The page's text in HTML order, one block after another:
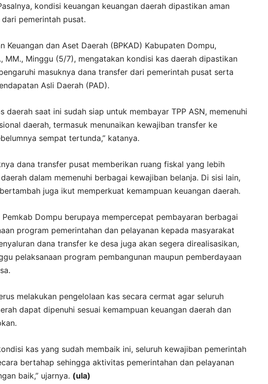
kondisi keuangan keuangan daerah dipastikan aman
pemerintah pusat.
Keuangan dan Aset Daerah (BPKAD) Kabupaten Dompu,
MM., Minggu (5/7), mengatakan kondisi kas daerah dipastikan
masuknya dana transfer dari pemerintah pusat serta
Asli Daerah (PAD).
daerah saat ini sudah siap untuk membayar TPP ASN, memenuhi
daerah, termasuk menunaikan kewajiban transfer ke
sempat tertunda,” katanya.
dana transfer pusat memberikan ruang fiskal yang lebih
dalam memenuhi berbagai kewajiban belanja. Di sisi lain,
juga ikut memperkuat kemampuan keuangan daerah.
Dompu berupaya mempercepat pembayaran berbagai
program pemerintahan dan pelayanan kepada masyarakat
dana transfer ke desa juga akan segera direalisasikan,
pelaksanaan program pembangunan maupun pemberdayaan
melakukan pengelolaan kas secara cermat agar seluruh
dapat dipenuhi sesuai kemampuan keuangan daerah dan
kas yang sudah membaik ini, seluruh kewajiban pemerintah
bertahap sehingga aktivitas pemerintahan dan pelayanan
baik,” ujarnya. (ula)